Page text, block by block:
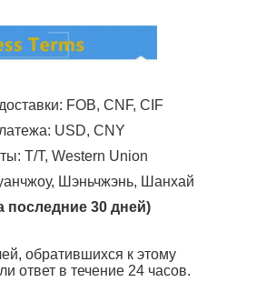
FOB, CNF, CIF
USD, CNY
T/T, Western Union
Шэньчжэнь, Шанхай
последние 30 дней)
обратившихся к этому
ответ в течение 24 часов.